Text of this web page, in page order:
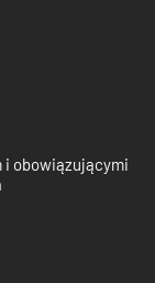
i obowiązującymi